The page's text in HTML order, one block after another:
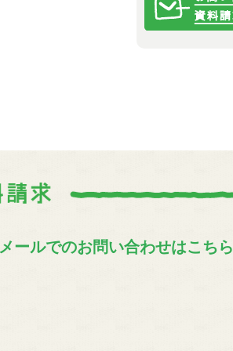
メールでのお問い合わせはこちら